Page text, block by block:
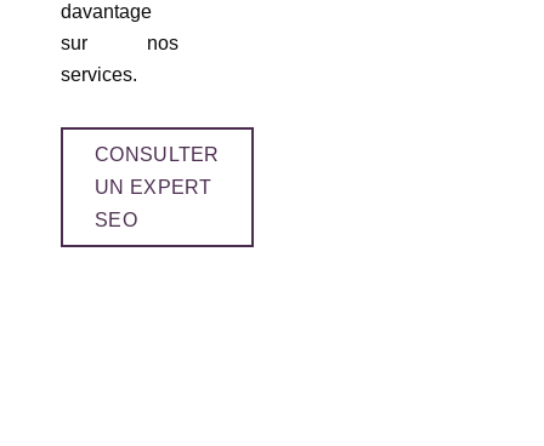
davantage
sur nos
services.
CONSULTER
UN EXPERT
SEO